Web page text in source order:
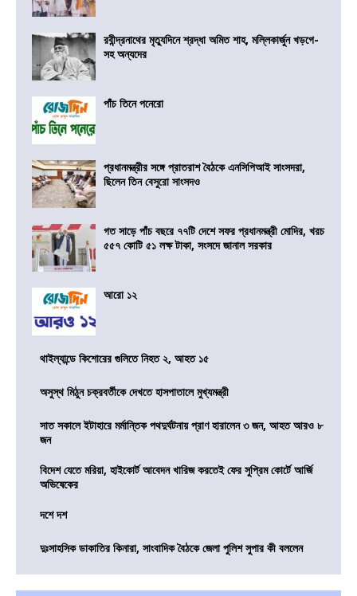
রবীন্দ্রনাথের মৃত্যুদিনে শ্রদ্ধা অমিত শাহ, মল্লিকার্জুন খড়গে-
সহ অন্যদের
পাঁচ তিনে পনেরো
প্রধানমন্ত্রীর সঙ্গে প্রাতরাশ বৈঠকে এনসিপিআই সাংসদরা,
ছিলেন তিন বেসুরো সাংসদও
গত সাড়ে পাঁচ বছরে ৭৭টি দেশে সফর প্রধানমন্ত্রী মোদির, খরচ
৫৫৭ কোটি ৫১ লক্ষ টাকা, সংসদে জানাল সরকার
আরো ১২
থাইল্যান্ডে কিশোরের গুলিতে নিহত ২, আহত ১৫
অসুস্থ মিঠুন চক্রবর্তীকে দেখতে হাসপাতালে মুখ্যমন্ত্রী
সাত সকালে ইটাহারে মর্মান্তিক পথদুর্ঘটনায় প্রাণ হারালেন ৩ জন, আহত আরও ৮
জন
বিদেশ যেতে মরিয়া, হাইকোর্ট আবেদন খারিজ করতেই ফের সুপ্রিম কোর্টে আর্জি
অভিষেকের
দশে দশ
দুঃসাহসিক ডাকাতির কিনারা, সাংবাদিক বৈঠকে জেলা পুলিশ সুপার কী বললেন